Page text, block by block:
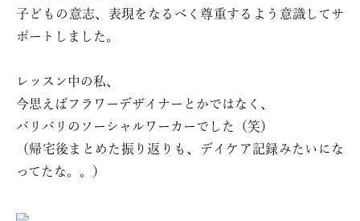
子どもの意志、表現をなるべく尊重するよう意識してサ
ポートしました。
レッスン中の私、
今思えばフラワーデザイナーとかではなく、
バリバリのソーシャルワーカーでした（笑）
（帰宅後まとめた振り返りも、デイケア記録みたいにな
ってたな。。）